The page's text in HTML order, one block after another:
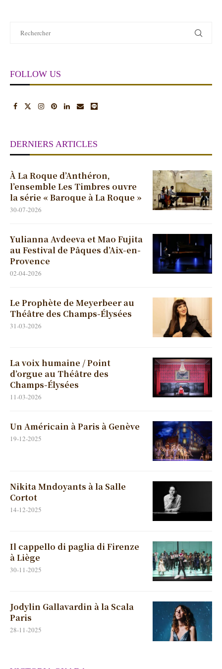
FOLLOW US
DERNIERS ARTICLES
À La Roque d’Anthéron,
l’ensemble Les Timbres ouvre
la série « Baroque à La Roque »
30-07-2026
Yulianna Avdeeva et Mao Fujita
au Festival de Pâques d’Aix-en-
Provence
02-04-2026
Le Prophète de Meyerbeer au
Théâtre des Champs-Élysées
31-03-2026
La voix humaine / Point
d’orgue au Théâtre des
Champs-Élysées
11-03-2026
Un Américain à Paris à Genève
19-12-2025
Nikita Mndoyants à la Salle
Cortot
14-12-2025
Il cappello di paglia di Firenze
à Liège
30-11-2025
Jodylin Gallavardin à la Scala
Paris
28-11-2025